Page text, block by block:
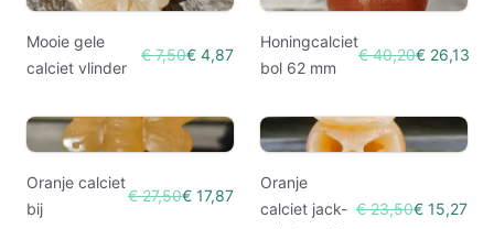
Mooie gele
calciet vlinder
€ 7,50€ 4,87
Honingcalciet
bol 62 mm
€ 40,20€ 26,13
Oranje calciet
bij
€ 27,50€ 17,87
Oranje
calciet jack- € 23,50€ 15,27